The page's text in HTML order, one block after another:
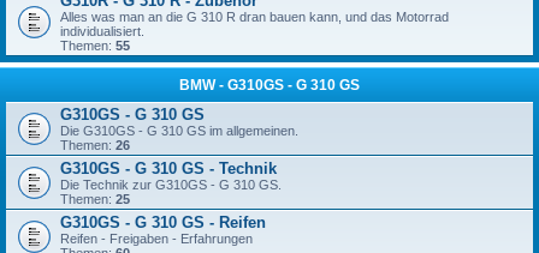
Alles was man an die G 310 R dran bauen kann, und das Motorrad
individualisiert.
Themen: 55
BMW - G310GS - G 310 GS
G310GS - G 310 GS
Die G310GS - G 310 GS im allgemeinen.
Themen: 26
G310GS - G 310 GS - Technik
Die Technik zur G310GS - G 310 GS.
Themen: 25
G310GS - G 310 GS - Reifen
Reifen - Freigaben - Erfahrungen